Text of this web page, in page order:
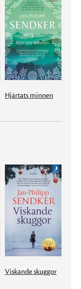
Hjärtats minnen
Viskande skuggor